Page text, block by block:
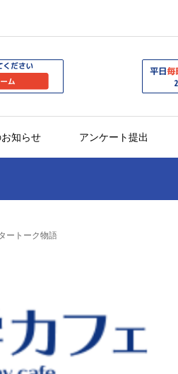
知らせ アンケート提出
ートーク物語